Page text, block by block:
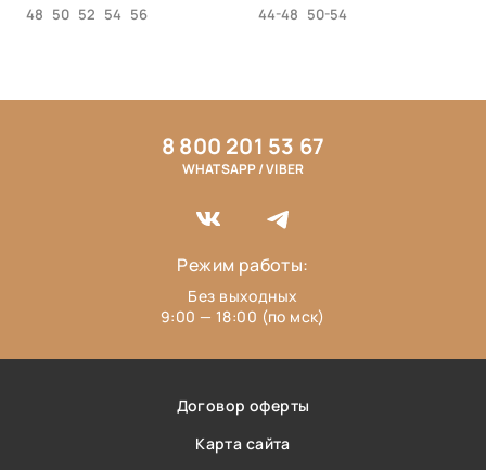
48 50 52 54 56 44-48 50-54
Договор оферты
Карта сайта
8 800 201 53 67
WHATSAPP / VIBER
Режим работы:
Без выходных
9:00 — 18:00 (по мск)